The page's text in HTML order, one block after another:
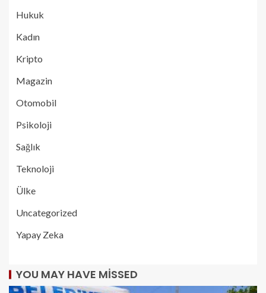
Hukuk
Kadın
Kripto
Magazin
Otomobil
Psikoloji
Sağlık
Teknoloji
Ülke
Uncategorized
Yapay Zeka
YOU MAY HAVE MISSED